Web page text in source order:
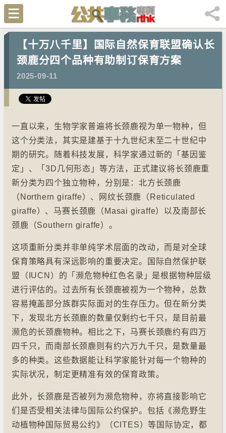
【十万八千里】国际自然保育联盟确认长
颈鹿分四个品种有助制订保育方案
2025-09-11
一直以来，生物学家普遍将长颈鹿视为单一物种，但
这个分类法，其实是建基于十九世纪末至二十世纪中
期的研究。随着科技发展，科学家通过新的「基因鉴
定」、「3D几何形态」等方法，正式建议将长颈鹿重
新分类为四个独立物种，分别是：北方长颈鹿
（Northern giraffe）、网纹长颈鹿（Reticulated
giraffe）、马赛长颈鹿（Masai giraffe）以及南部长
颈鹿（Southern giraffe）。
这项重新分类并非单纯学术层面的改动，而是对全球
保育策略具有深远影响的重要决定。国际自然保护联
盟（IUCN）的「濒危物种红色名录」是根据物种层级
进行评估的。过去所有长颈鹿被视为一个物种，总数
容易掩盖部分族群实际面对的生存压力。但在新分类
下，发现北方长颈鹿的数量仅剩约七千只，是目前最
濒危的长颈鹿物种。相比之下，马赛长颈鹿约有四万
四千只，而南部长颈鹿则有约六万九千只，是数量最
多的种类。这些数据能让科学家能针对每一个物种的
实际状况，制定更精准有效的保育政策。
此外，长颈鹿是否被列为濒危物种，亦将直接影响它
们是否受相关法律与国际公约保护。包括《濒危野生
动植物种国际贸易公约》（CITES）等国际协定，都